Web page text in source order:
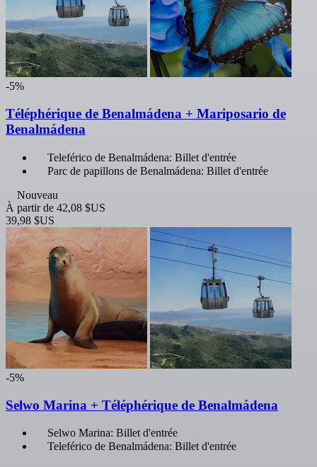
-5%
Téléphérique de Benalmádena + Mariposario de
Benalmádena
Teleférico de Benalmádena: Billet d'entrée
Parc de papillons de Benalmádena: Billet d'entrée
Nouveau
À partir de 42,08 $US
39,98 $US
-5%
Selwo Marina + Téléphérique de Benalmádena
Selwo Marina: Billet d'entrée
Teleférico de Benalmádena: Billet d'entrée